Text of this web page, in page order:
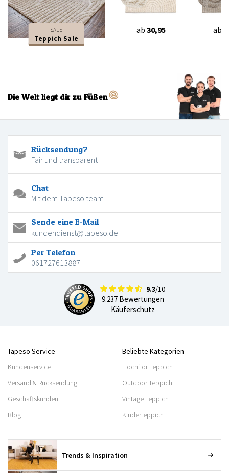
SALE
Teppich Sale
ab 30,95 ab
Die Welt liegt dir zu Füßen
Rücksendung?
Fair und transparent
Chat
Mit dem Tapeso team
Sende eine E-Mail
kundendienst@tapeso.de
Per Telefon
061727613887
9.3/10
9.237 Bewertungen
Käuferschutz
Tapeso Service
Kundenservice
Versand & Rücksendung
Geschäftskunden
Blog
Beliebte Kategorien
Hochflor Teppich
Outdoor Teppich
Vintage Teppich
Kinderteppich
Trends & Inspiration